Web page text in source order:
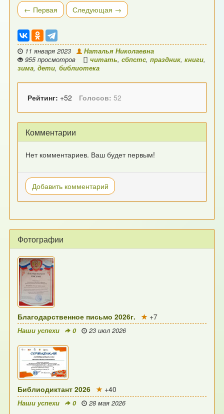
← Первая Следующая →
11 января 2023
Наталья Николаевна
955 просмотров
читать,сбпстс,праздник,книги,
зима,дети,библиотека
Рейтинг: +52 Голосов: 52
Комментарии
Нет комментариев. Ваш будет первым!
Добавить комментарий
Фотографии
Благодарственное письмо 2026г. +7
Наши успехи 0 23 июл 2026
Библиодиктант 2026 +40
Наши успехи 0 28 мая 2026